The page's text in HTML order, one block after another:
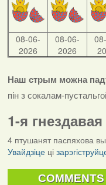
08-06-
2026
08-06-
2026
Наш стрым можна
пін з сокалам-
1-я
4 птушанят паспяхова
Увайдзіцеці
COMMENTS